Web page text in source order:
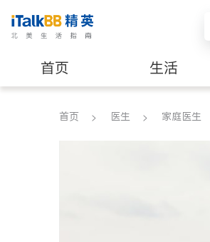
首页 生活
养老 非盈利组织
首页 医生 家庭医生